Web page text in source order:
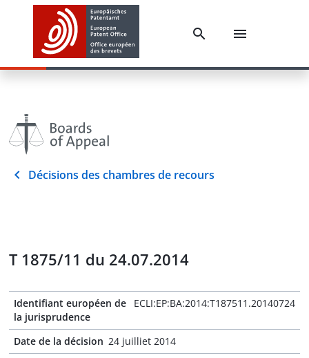
Décisions des chambres de recours
T 1875/11 du 24.07.2014
Identifiant européen de
la jurisprudence
ECLI:EP:BA:2014:T187511.20140724
Date de la décision 24 juilliet 2014